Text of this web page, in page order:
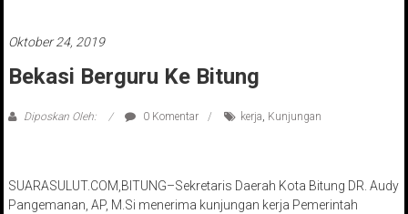
Oktober 24, 2019
Bekasi Berguru Ke Bitung
Diposkan Oleh: 0 Komentar kerja, Kunjungan
SUARASULUT.COM,BITUNG–Sekretaris Daerah Kota Bitung DR. Audy
Pangemanan, AP, M.Si menerima kunjungan kerja Pemerintah